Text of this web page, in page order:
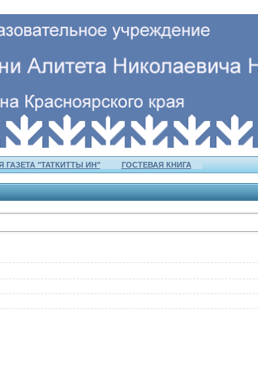
ГАЗЕТА "ТАТКИТТЫ ИН" ГОСТЕВАЯ КНИГА